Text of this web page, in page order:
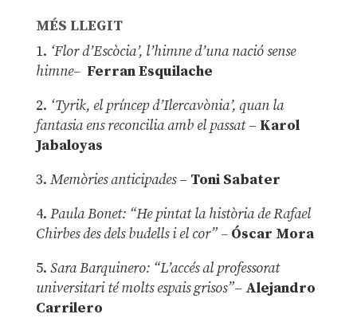
MÉS LLEGIT
1. ‘Flor d’Escòcia’, l’himne d’una nació sense
himne– Ferran Esquilache
2. ‘Tyrik, el príncep d’Ilercavònia’, quan la
fantasia ens reconcilia amb el passat– Karol
Jabaloyas
3. Memòries anticipades– Toni Sabater
4. Paula Bonet: “He pintat la història de Rafael
Chirbes des dels budells i el cor” –Óscar Mora
5. Sara Barquinero: “L’accés al professorat
universitari té molts espais grisos”– Alejandro
Carrilero